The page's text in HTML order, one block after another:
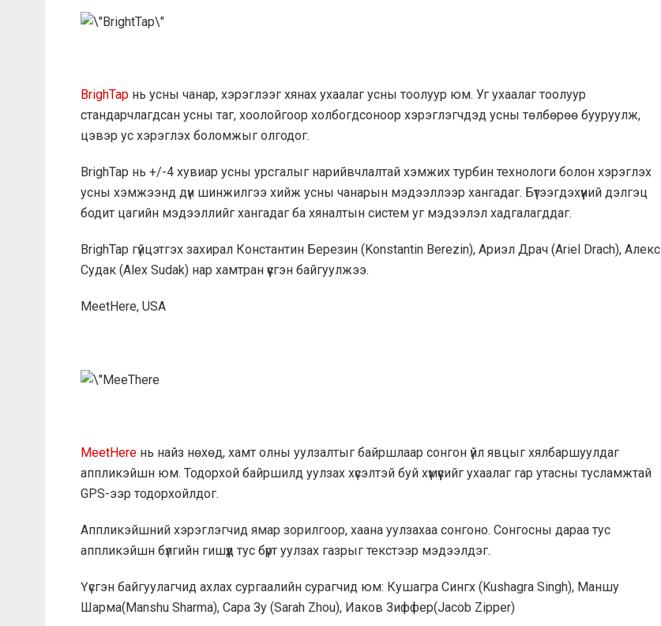
BrighTap нь усны чанар, хэрэглээг хянах ухаалаг усны тоолуур юм. Уг ухаалаг тоолуур
стандарчлагдсан усны таг, хоолойгоор холбогдсоноор хэрэглэгчдэд усны төлбөрөө бууруулж,
цэвэр ус хэрэглэх боломжыг олгодог.
BrighTap нь +/-4 хувиар усны урсгалыг нарийвчлалтай хэмжих турбин технологи болон хэрэглэх
усны хэмжээнд дүн шинжилгээ хийж усны чанарын мэдээллээр хангадаг. Бүтээгдэхүүний дэлгэц
бодит цагийн мэдээллийг хангадаг ба хяналтын систем уг мэдээлэл хадгалагддаг.
BrighTap гүйцэтгэх захирал Константин Березин (Konstantin Berezin), Ариэл Драч (Ariel Drach), Алекс
Судак (Alex Sudak) нар хамтран үүсгэн байгуулжээ.
MeetHere, USA
MeetHere нь найз нөхөд, хамт олны уулзалтыг байршлаар сонгон үйл явцыг хялбаршуулдаг
аппликэйшн юм. Тодорхой байршилд уулзах хүсэлтэй буй хүмүүсийг ухаалаг гар утасны тусламжтай
GPS-ээр тодорхойлдог.
Аппликэйшний хэрэглэгчид ямар зорилгоор, хаана уулзахаа сонгоно. Сонгосны дараа тус
аппликэйшн бүлгийн гишүүд тус бүрт уулзах газрыг текстээр мэдээлдэг.
Үүсгэн байгуулагчид ахлах сургаалийн сурагчид юм: Кушагра Сингх (Kushagra Singh), Маншу
Шарма(Manshu Sharma), Сара Зу (Sarah Zhou), Иаков Зиффер(Jacob Zipper)